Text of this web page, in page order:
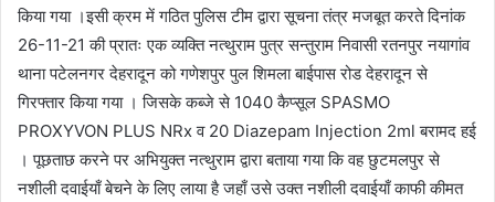
किया गया ।इसी क्रम में गठित पुलिस टीम द्वारा सूचना तंत्र मजबूत करते दिनांक
26-11-21 की प्रातः एक व्यक्ति नत्थुराम पुत्र सन्तुराम निवासी रतनपुर नयागांव
थाना पटेलनगर देहरादून को गणेशपुर पुल शिमला बाईपास रोड देहरादून से
गिरफ्तार किया गया । जिसके कब्जे से 1040 कैप्सूल SPASMO
PROXYVON PLUS NRx व 20 Diazepam Injection 2ml बरामद हई
। पूछताछ करने पर अभियुक्त नत्थुराम द्वारा बताया गया कि वह छुटमलपुर से
नशीली दवाईयाँ बेचने के लिए लाया है जहाँ उसे उक्त नशीली दवाईयाँ काफी कीमत